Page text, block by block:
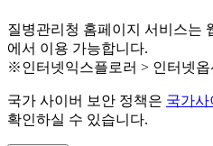
질병관리청 홈페이지 서비스는
에서 이용 가능합니다.
※인터넷익스플로러 > 인터넷옵
국가 사이버 보안 정책은 국가사
확인하실 수 있습니다.